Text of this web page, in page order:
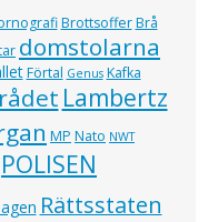
Brottsoffer Brå
domstolarna
Förtal Genus Kafka
Lambertz
MP Nato NWT
POLISEN
Rättsstaten